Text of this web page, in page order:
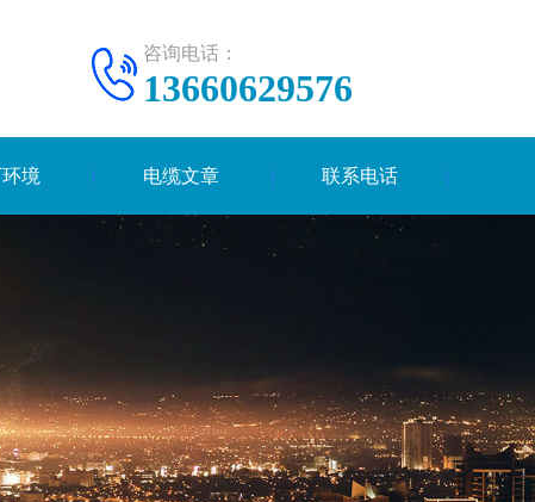
咨询电话：
13660629576
境 电缆文章 联系电话